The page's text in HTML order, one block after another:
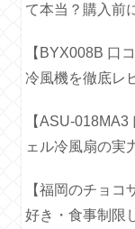
て本当？購入前
【BYX008B 口
冷風機を徹底レ
【ASU-
ェル冷風扇の実
【福岡のチョ
好き・食事制限